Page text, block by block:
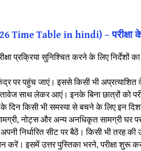
Time Table in hindi) – परीक्षा के
प्रक्रिया सुनिश्चित करने के लिए निर्देशों
केंद्र पर पहुंच जाएं। इससे किसी भी
साथ लेकर आएं। इनके बिना छात्रों को
दिन किसी भी समस्या से बचने के लिए इन
नोट्स और अन्य अनधिकृत सामग्री घर पर
निर्धारित सीट पर बैठें। किसी भी तरह
करें। इसमें उत्तर पुस्तिका भरने, परीक्षा शुरू